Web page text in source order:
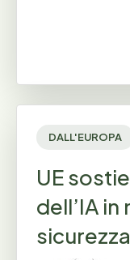
DALL'EUROPA
UE
dell’IA